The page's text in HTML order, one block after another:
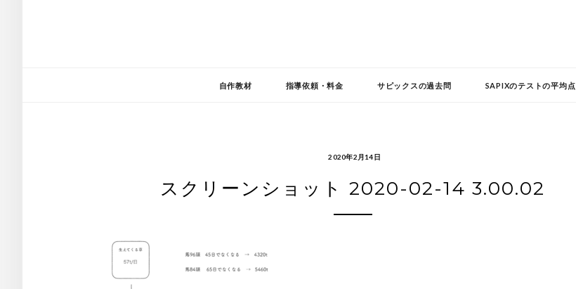
自作教材 指導依頼・料金 サピックスの過去問 SAPIXのテストの平均点
2020年2月14日
スクリーンショット 2020-02-14 3.00.02